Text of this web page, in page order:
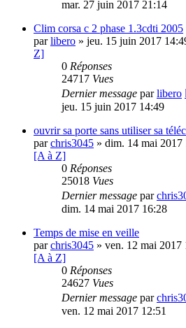
mar. 27 juin 2017 21:14
Clim corsa c 2 phase 1.3cdti 2005
parlibero » jeu. 15 juin 2017
Z]
0 Réponses
24717 Vues
Dernier message parlibero
jeu. 15 juin 2017 14:49
ouvrir sa porte sans utiliser sa
parchris3045 » dim. 14 mai 2017
[A à Z]
0 Réponses
25018 Vues
Dernier message par
dim. 14 mai 2017 16:28
Temps de mise en veille
parchris3045 » ven. 12 mai 2017
[A à Z]
0 Réponses
24627 Vues
Dernier message par
ven. 12 mai 2017 12:51